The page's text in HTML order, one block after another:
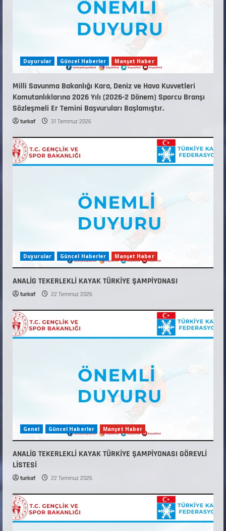
Duyurular Güncel Haberler Manşet Haber
Millî Savunma Bakanlığı Kara, Deniz ve Hava Kuvvetleri
Komutanlıklarına 2026 Yılı (2026-2 Dönem) Sporcu Branşı
Sözleşmeli Er Temini Başvuruları Başlamıştır.
turkaf 31 Temmuz 2026
Duyurular Güncel Haberler Manşet Haber
ANALİG TEKERLEKLİ KAYAK TÜRKİYE ŞAMPİYONASI
turkaf 22 Temmuz 2026
Genel Güncel Haberler Manşet Haber
ANALİG TEKERLEKLİ KAYAK TÜRKİYE ŞAMPİYONASI GÖREVLİ
LİSTESİ
turkaf 22 Temmuz 2026